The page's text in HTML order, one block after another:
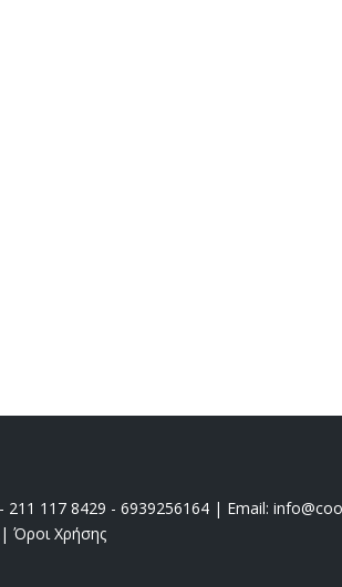
117 8429 - 6939256164 | Email:
| Όροι Χρήσης